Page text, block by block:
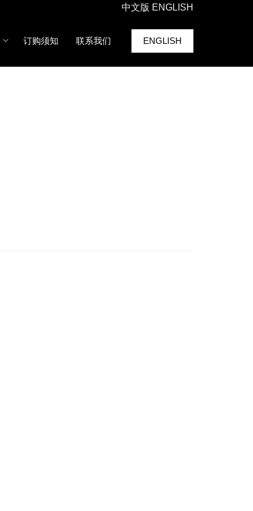
中文版 ENGLISH
订购须知 联系我们 ENGLISH